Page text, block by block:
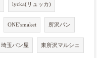
lycka(リュッカ)
ONE'smaket 所沢パン
埼玉パン屋 東所沢マルシェ